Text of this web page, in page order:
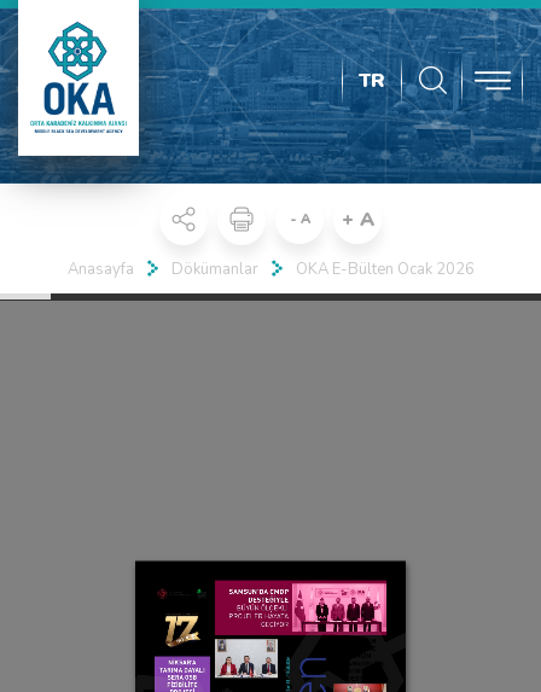
TR
- A + A
Anasayfa Dökümanlar OKA E-Bülten Ocak 2026
Real 3D Flipbook has lightbox feature - book can be displayed in the